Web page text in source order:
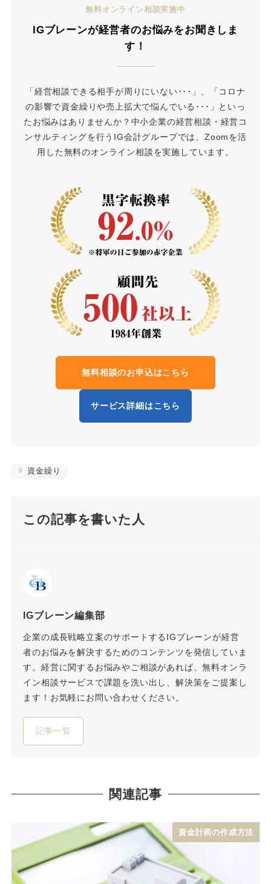
無料オンライン相談実施中
IGブレーンが経営者のお悩みをお聞きしま
す！
「経営相談できる相手が周りにいない･･･」、「コロナ
の影響で資金繰りや売上拡大で悩んでいる･･･」といっ
たお悩みはありませんか？中小企業の経営相談・経営コ
ンサルティングを行うIG会計グループでは、Zoomを活
用した無料のオンライン相談を実施しています。
無料相談のお申込はこちら
サービス詳細はこちら
資金繰り
この記事を書いた人
IGブレーン編集部
企業の成長戦略立案のサポートするIGブレーンが経営
者のお悩みを解決するためのコンテンツを発信していま
す。経営に関するお悩みやご相談があれば、無料オンラ
イン相談サービスで課題を洗い出し、解決策をご提案し
ます！お気軽にお問い合わせください。
記事一覧
関連記事
資金計画の作成方法